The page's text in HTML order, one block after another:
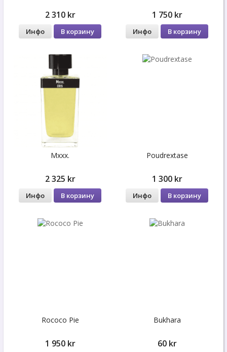
2 310 kr
Инфо В корзину
1 750 kr
Инфо В корзину
Mxxx.
2 325 kr
Инфо В корзину
Poudrextase
1 300 kr
Инфо В корзину
Rococo Pie
1 950 kr
Bukhara
60 kr